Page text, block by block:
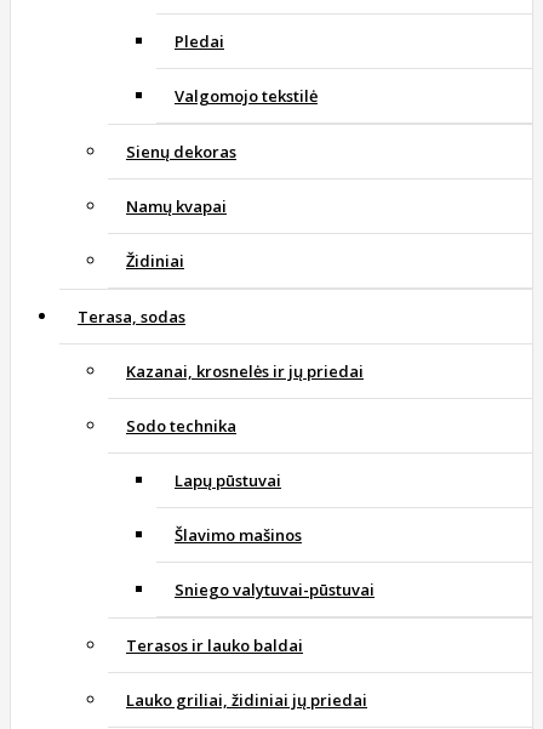
Pledai
Valgomojo tekstilė
Sienų dekoras
Namų kvapai
Židiniai
Terasa, sodas
Kazanai, krosnelės ir jų priedai
Sodo technika
Lapų pūstuvai
Šlavimo mašinos
Sniego valytuvai-pūstuvai
Terasos ir lauko baldai
Lauko griliai, židiniai jų priedai